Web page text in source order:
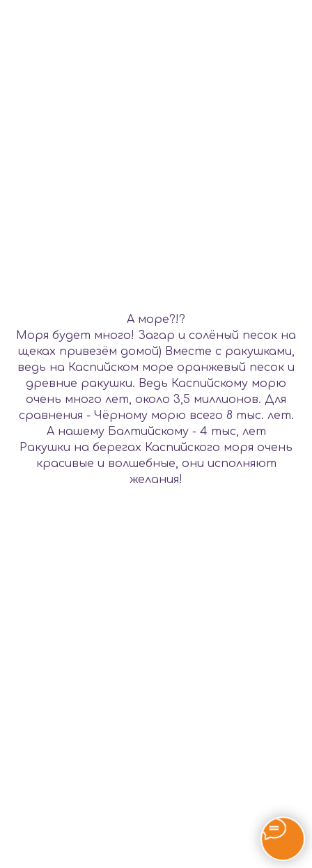
А море?!?
Моря будет много! Загар и солёный песок на
щеках привезём домой) Вместе с ракушками,
ведь на Каспийском море оранжевый песок и
древние ракушки. Ведь Каспийскому морю
очень много лет, около 3,5 миллионов. Для
сравнения - Чёрному морю всего 8 тыс. лет.
А нашему Балтийскому - 4 тыс, лет
Ракушки на берегах Каспийского моря очень
красивые и волшебные, они исполняют
желания!